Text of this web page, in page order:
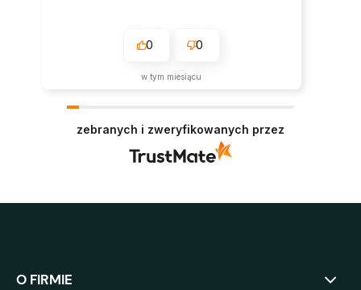
0 0
w tym miesiącu
zebranych i zweryfikowanych przez
O FIRMIE